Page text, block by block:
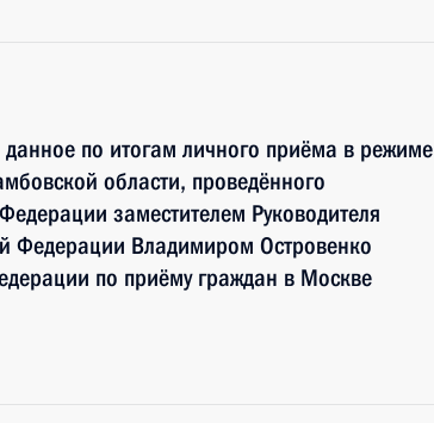
по итогам личного приёма в режиме
области, проведённого
заместителем Руководителя
Федерации Владимиром Островенко
по приёму граждан в Москве